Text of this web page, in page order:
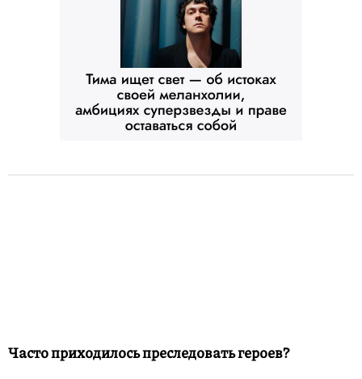
Часто приходилось преследовать героев?